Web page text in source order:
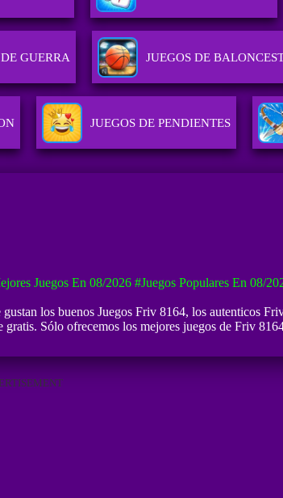
GUERRA JUEGOS DE
JUEGOS DE PENDIENTES
Juegos En 08/2026 #Juegos Populares En 08/
los buenos Juegos Friv 8164, los autenticos
Sólo ofrecemos los mejores juegos de Friv